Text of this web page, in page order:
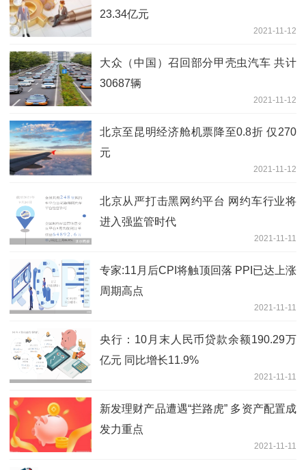
23.34亿元
2021-11-12
大众（中国）召回部分甲壳虫汽车 共计
30687辆
2021-11-12
北京至昆明经济舱机票降至0.8折 仅270
元
2021-11-12
北京从严打击黑网约平台 网约车行业将
进入强监管时代
2021-11-11
专家:11月后CPI将触顶回落 PPI已达上涨
周期高点
2021-11-11
央行：10月末人民币贷款余额190.29万
亿元 同比增长11.9%
2021-11-11
新发理财产品遭遇“拦路虎” 多资产配置成
发力重点
2021-11-11